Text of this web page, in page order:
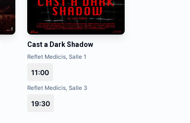
Cast a Dark Shadow
Reflet Medicis, Salle 1
11:00
Reflet Medicis, Salle 3
19:30